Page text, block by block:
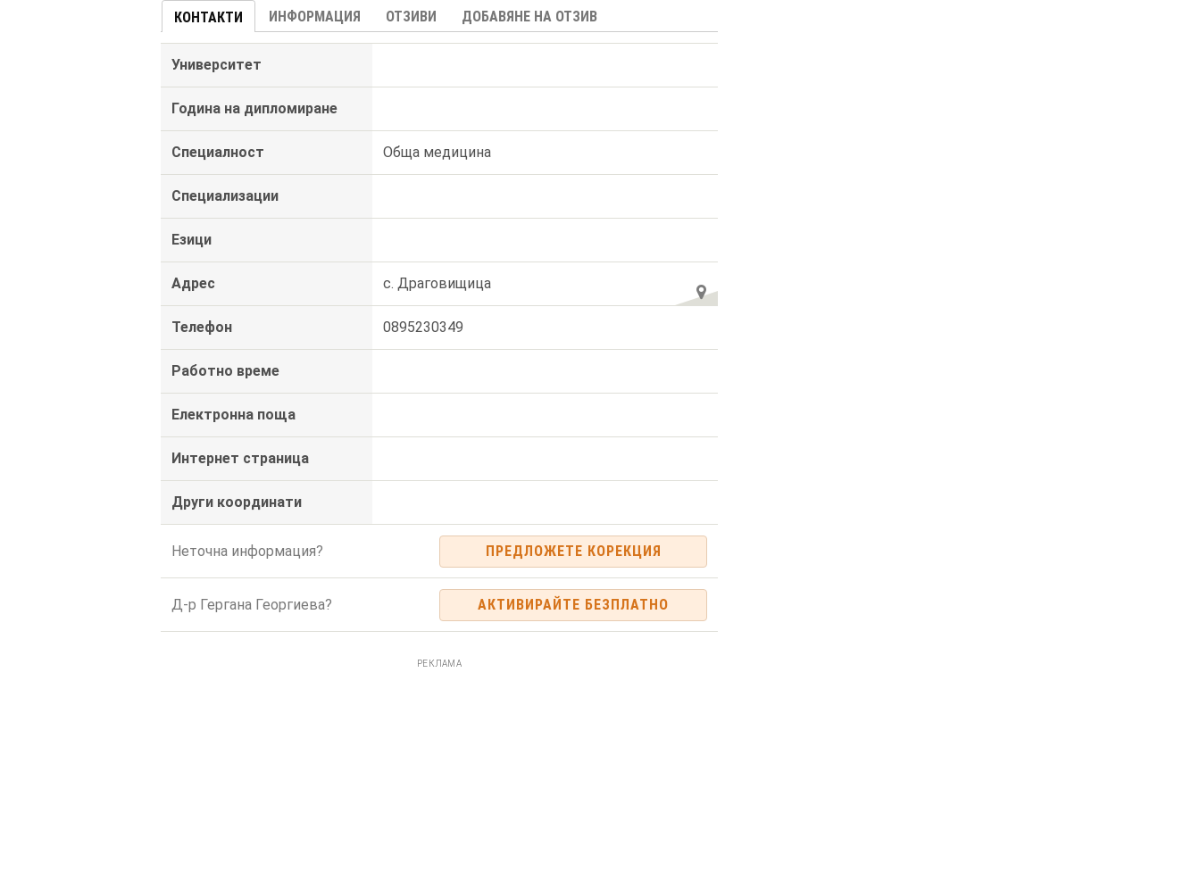
КОНТАКТИ ИНФОРМАЦИЯ ОТЗИВИ ДОБАВЯНЕ НА ОТЗИВ
Университет
Година на дипломиране
Специалност Обща медицина
Специализации
Езици
Адрес с. Драговищица
Телефон 0895230349
Работно време
Електронна поща
Интернет страница
Други координати
Неточна информация? ПРЕДЛОЖЕТЕ КОРЕКЦИЯ
Д-р Гергана Георгиева? АКТИВИРАЙТЕ БЕЗПЛАТНО
РЕКЛАМА